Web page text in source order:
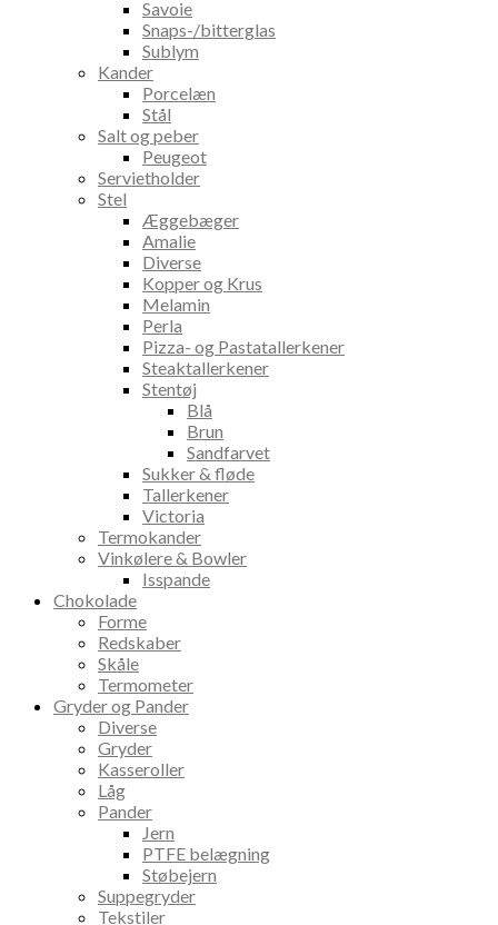
Savoie
Snaps-/bitterglas
Sublym
Kander
Porcelæn
Stål
Salt og peber
Peugeot
Servietholder
Stel
Æggebæger
Amalie
Diverse
Kopper og Krus
Melamin
Perla
Pizza- og Pastatallerkener
Steaktallerkener
Stentøj
Blå
Brun
Sandfarvet
Sukker & fløde
Tallerkener
Victoria
Termokander
Vinkølere & Bowler
Isspande
Chokolade
Forme
Redskaber
Skåle
Termometer
Gryder og Pander
Diverse
Gryder
Kasseroller
Låg
Pander
Jern
PTFE belægning
Støbejern
Suppegryder
Tekstiler